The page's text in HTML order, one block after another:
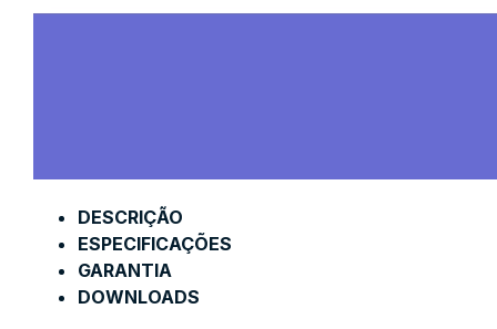
DESCRIÇÃO
ESPECIFICAÇÕES
GARANTIA
DOWNLOADS